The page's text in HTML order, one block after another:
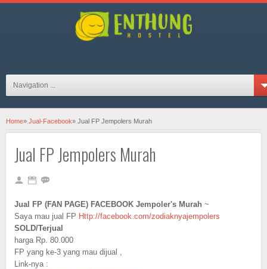
Navigation ...
Home» Jual-Facebook» Jual FP Jempolers Murah
Jual FP Jempolers Murah
Jual FP (FAN PAGE) FACEBOOK Jempoler's Murah ~
Saya mau jual FP Http://facebook.com/zodiaknyajempolers
SOLD/Terjual
harga Rp. 80.000
FP yang ke-3 yang mau dijual ,
Link-nya :